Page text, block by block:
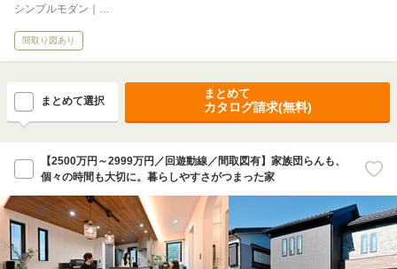
シンプルモダン｜…
間取り図あり
まとめて選択
まとめて
カタログ請求(無料)
【2500万円～2999万円／回遊動線／間取図有】家族団らんも、
個々の時間も大切に。暮らしやすさがつまった家